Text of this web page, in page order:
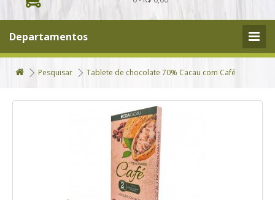
Departamentos
Pesquisar Tablete de chocolate 70% Cacau com Café